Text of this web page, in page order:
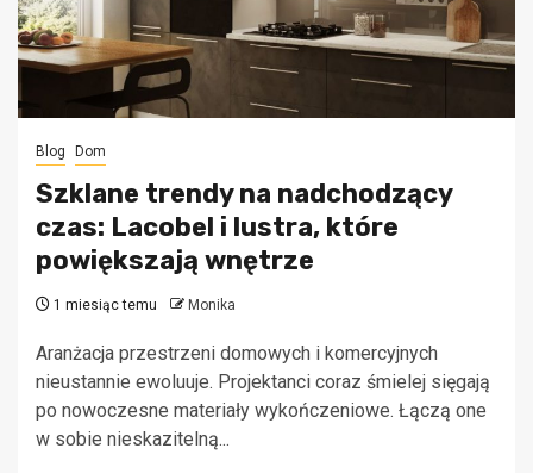
Blog Dom
Szklane trendy na nadchodzący
czas: Lacobel i lustra, które
powiększają wnętrze
1 miesiąc temu Monika
Aranżacja przestrzeni domowych i komercyjnych
nieustannie ewoluuje. Projektanci coraz śmielej sięgają
po nowoczesne materiały wykończeniowe. Łączą one
w sobie nieskazitelną...